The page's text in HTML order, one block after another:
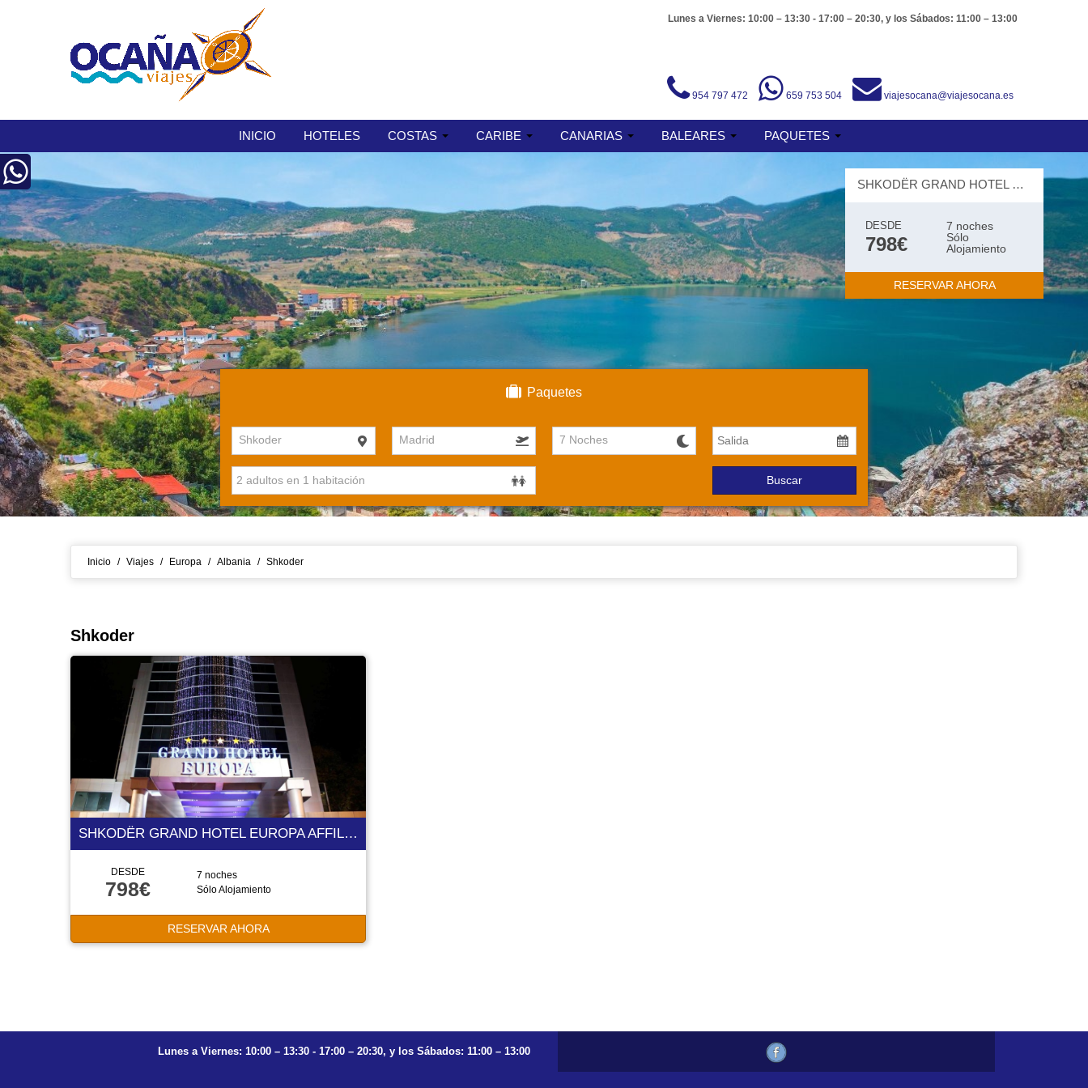
Lunes a Viernes: 10:00 – 13:30 - 17:00 – 20:30, y los Sábados: 11:00 – 13:00
954 797 472 659 753 504 viajesocana@viajesocana.es
INICIO HOTELES COSTAS CARIBE CANARIAS BALEARES PAQUETES
SHKODËR GRAND HOTEL EUROPA AFFILIATED BY MELIÁ 5 ESTRELLAS
DESDE
798€
7 noches
Sólo
Alojamiento
RESERVAR AHORA
Paquetes
Shkoder Madrid 7 Noches
Buscar
Inicio / Viajes / Europa / Albania / Shkoder
Shkoder
SHKODËR GRAND HOTEL EUROPA AFFILIATED BY MELIÁ 5 ESTRELLAS
DESDE
798€
7 noches
Sólo Alojamiento
RESERVAR AHORA
Lunes a Viernes: 10:00 – 13:30 - 17:00 – 20:30, y los Sábados: 11:00 – 13:00